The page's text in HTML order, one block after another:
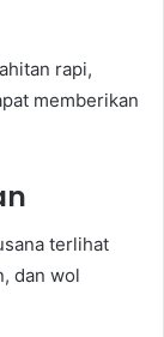
rapi,
memberikan
terlihat
dan wol